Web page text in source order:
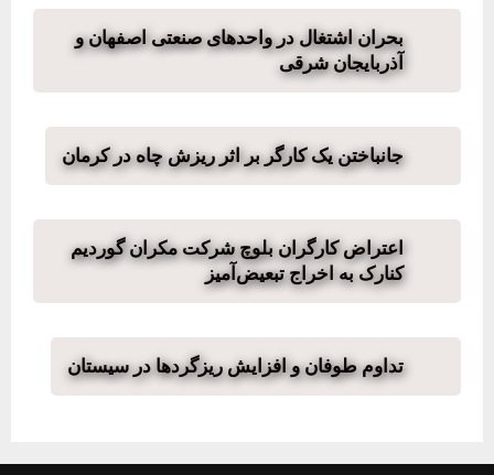
بحران اشتغال در واحدهای صنعتی اصفهان و
آذربایجان شرقی
جانباختن یک کارگر بر اثر ریزش چاه در کرمان
اعتراض کارگران بلوچ شرکت مکران گوردیم
کنارک به اخراج تبعیض‌آمیز
تداوم طوفان و افزایش ریزگردها در سیستان